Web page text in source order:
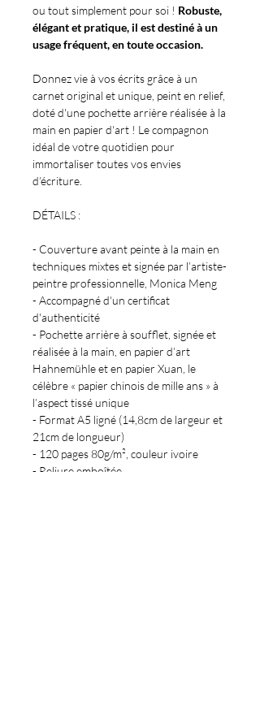
ou tout simplement pour soi ! Robuste,
élégant et pratique, il est destiné à un
usage fréquent, en toute occasion.
Donnez vie à vos écrits grâce à un
carnet original et unique, peint en relief,
doté d'une pochette arrière réalisée à la
main en papier d'art ! Le compagnon
idéal de votre quotidien pour
immortaliser toutes vos envies
d’écriture.
DÉTAILS :
- Couverture avant peinte à la main en
techniques mixtes et signée par l’artiste-
peintre professionnelle, Monica Meng
- Accompagné d'un certificat
d'authenticité
- Pochette arrière à soufflet, signée et
réalisée à la main, en papier d’art
Hahnemühle et en papier Xuan, le
célèbre « papier chinois de mille ans » à
l’aspect tissé unique
- Format A5 ligné (14,8cm de largeur et
21cm de longueur)
- 120 pages 80g/m², couleur ivoire
- Reliure emboîtée